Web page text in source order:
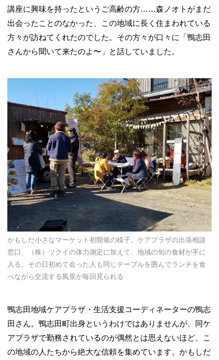
講座に興味を持ったというご高齢の方……森ノオトがまだ
出会ったことのなかった、この地域に長く住まわれている
方々が訪ねてくれたのでした。その方々が口々に「鴨志田
さんから聞いて来たのよ〜」と話していました。
かもしだ小さなマーケット初開催の様子。ケアプラザの出張相談
窓口、（株）ツクイの体力測定に加えて、地域の旬の食材が手に
入る。その日初めて会った人も同じテーブルを囲んでランチを食
べながら交流する風景が毎回見られる
鴨志田地域ケアプラザ・生活支援コーディネーターの鴨志
田さん。鴨志田町出身というわけではありませんが、同ケ
アプラザで勤務されているのが偶然とは思えないほど、こ
の地域の人たちから絶大な信頼を集めています。かもしだ